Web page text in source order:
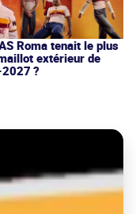
Roma tenait le plus
extérieur de
?